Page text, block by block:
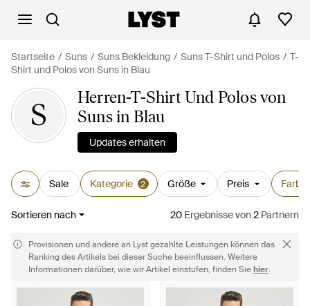
Startseite Suns Suns Bekleidung Suns T-Shirt und Polos
T-
Shirt und Polos von Suns in Blau
S
Herren-T-Shirt Und Polos von
Suns in Blau
Updates erhalten
Sale Kategorie 2 Größe Preis Farbe
Sortieren nach 20 Ergebnissevon2 Partnern
Provisionen und andere an Lyst gezahlte Leistungen können das
Ranking des Artikels bei dieser Suche beeinflussen. Weitere
Informationen darüber, wie wir Artikel einstufen, finden Siehier.